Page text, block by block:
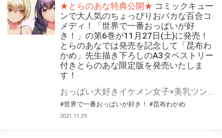
★とらのあな特典公開★ コミックキュー
ンで大人気のちょっぴりおバカな百合コ
メディ！「世界で一番おっぱいが好
き！」の第6巻が11月27日(土)に発売！
とらのあなでは発売を記念して「昆布わ
かめ」先生描き下ろしのA3タペストリー
付きとらのあな限定版を発売いたしま
す！
#世界で一番おっぱいが好き！ #昆布わかめ
2021.11.29